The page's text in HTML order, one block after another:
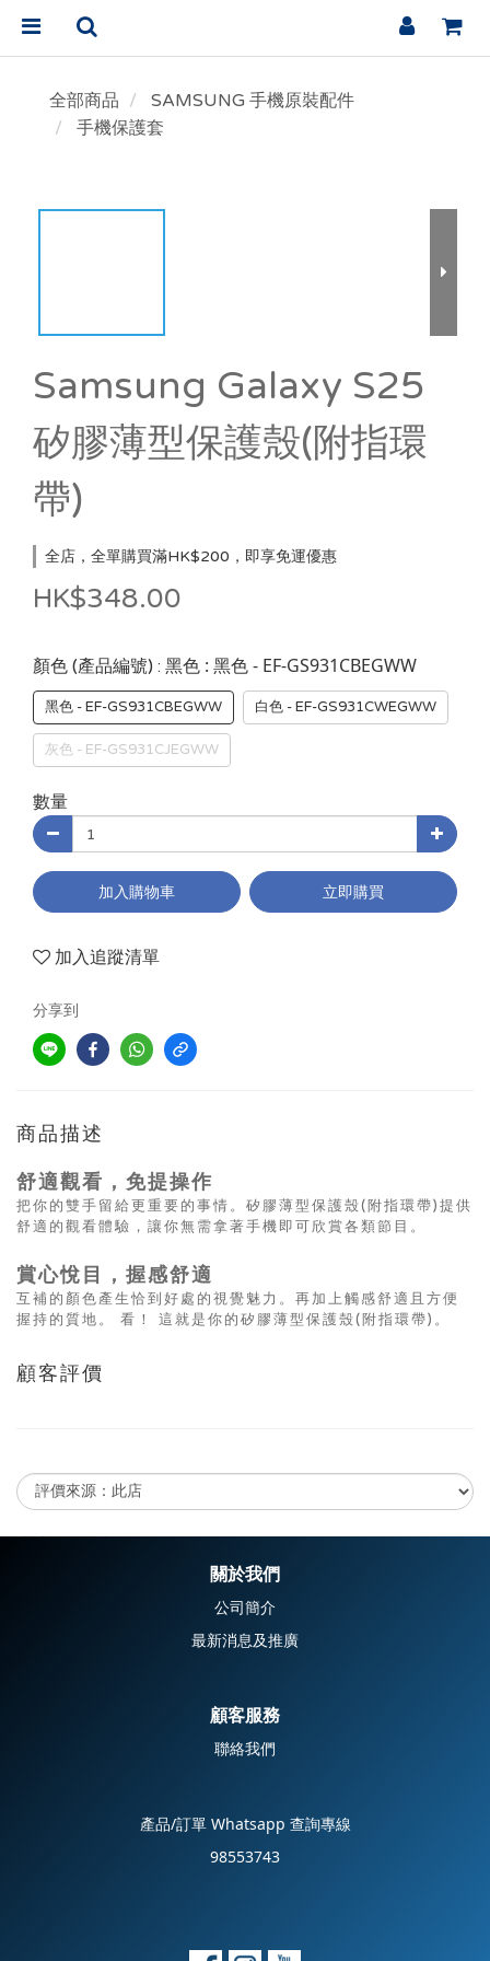
全部商品
SAMSUNG 手機原裝配件
手機保護套
Samsung Galaxy S25
矽膠薄型保護殼(附指環
帶)
全店，全單購買滿HK$200，即享免運優惠
HK$348.00
顏色 (產品編號) : 黑色 : 黑色 - EF-GS931CBEGWW
黑色 - EF-GS931CBEGWW 白色 - EF-GS931CWEGWW
灰色 - EF-GS931CJEGWW
數量
加入購物車 立即購買
加入追蹤清單
分享到
商品描述
舒適觀看，免提操作
把你的雙手留給更重要的事情。矽膠薄型保護殼(附指環帶)提供
舒適的觀看體驗，讓你無需拿著手機即可欣賞各類節目。
賞心悅目，握感舒適
互補的顏色產生恰到好處的視覺魅力。再加上觸感舒適且方便
握持的質地。 看！ 這就是你的矽膠薄型保護殼(附指環帶)。
顧客評價
關於我們
公司簡介
最新消息及推廣
顧客服務
聯絡我們
產品/訂單 Whatsapp 查詢專線
98553743